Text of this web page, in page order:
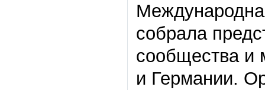
собрала
сообщества и
и Германии.